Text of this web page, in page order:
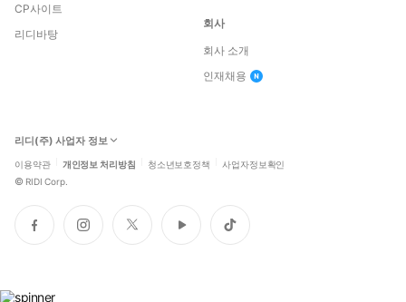
CP사이트
리디바탕
회사
회사 소개
인재채용
리디(주) 사업자 정보
이용약관 개인정보 처리방침 청소년보호정책 사업자정보확인
© RIDI Corp.
페
이
인
스
트
위
유
튜
틱
톡